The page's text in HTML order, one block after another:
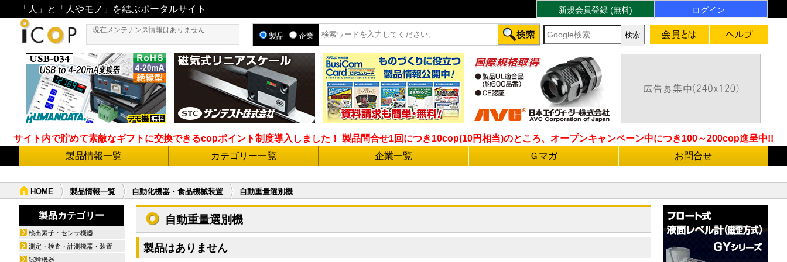
「人」と「人やモノ」を結ぶポータルサイト ログイン
新規会員登録 (無料)
現在メンテナンス情報はありません
製品 企業
サイト内で貯めて素敵なギフトに交換できるcopポイント制度導入しました！ 製品問合せ1回につき10cop(10円相当)のところ、オープンキャンペーン中につき100～200cop進呈中!!
製品情報一覧
カテゴリー一覧 企業一覧 Ｇマガ お問合せ
HOME 製品情報一覧 自動化機器・食品機械装置 自動重量選別機
自動重量選別機
製品はありません
製品カテゴリー
検出素子・センサ機器
測定・検査・計測機器・装置
試験機器